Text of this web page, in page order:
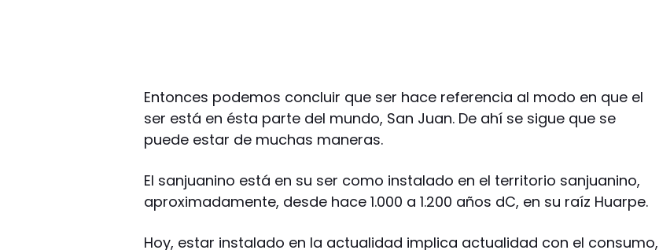
Entonces podemos concluir que ser hace referencia al modo en que el
ser está en ésta parte del mundo, San Juan. De ahí se sigue que se
puede estar de muchas maneras.
El sanjuanino está en su ser como instalado en el territorio sanjuanino,
aproximadamente, desde hace 1.000 a 1.200 años dC, en su raíz Huarpe.
Hoy, estar instalado en la actualidad implica actualidad con el consumo,